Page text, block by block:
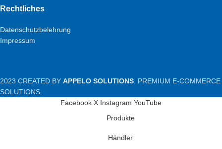
Rechtliches
Datenschutzbelehrung
Impressum
2023 CREATED BY APPELO SOLUTIONS . PREMIUM E-COMMERCE
SOLUTIONS.
Facebook X Instagram YouTube
Produkte
Händler